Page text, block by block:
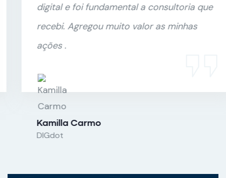
digital e foi fundamental a consultoria que
recebi. Agregou muito valor as minhas
ações .
Kamilla Carmo
DIGdot